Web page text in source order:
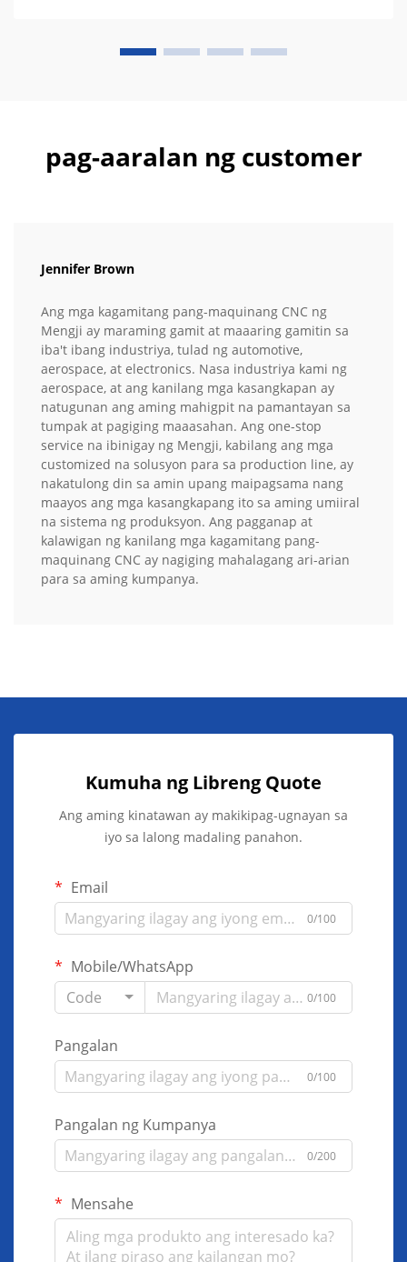
pag-aaralan ng customer
Jennifer Brown
Ang mga kagamitang pang-maquinang CNC ng
Mengji ay maraming gamit at maaaring gamitin sa
iba't ibang industriya, tulad ng automotive,
aerospace, at electronics. Nasa industriya kami ng
aerospace, at ang kanilang mga kasangkapan ay
natugunan ang aming mahigpit na pamantayan sa
tumpak at pagiging maaasahan. Ang one-stop
service na ibinigay ng Mengji, kabilang ang mga
customized na solusyon para sa production line, ay
nakatulong din sa amin upang maipagsama nang
maayos ang mga kasangkapang ito sa aming umiiral
na sistema ng produksyon. Ang pagganap at
kalawigan ng kanilang mga kagamitang pang-
maquinang CNC ay nagiging mahalagang ari-arian
para sa aming kumpanya.
Kumuha ng Libreng Quote
Ang aming kinatawan ay makikipag-ugnayan sa
iyo sa lalong madaling panahon.
Email
0/100
Mobile/WhatsApp
Code
0/100
Pangalan
0/100
Pangalan ng Kumpanya
0/200
Mensahe